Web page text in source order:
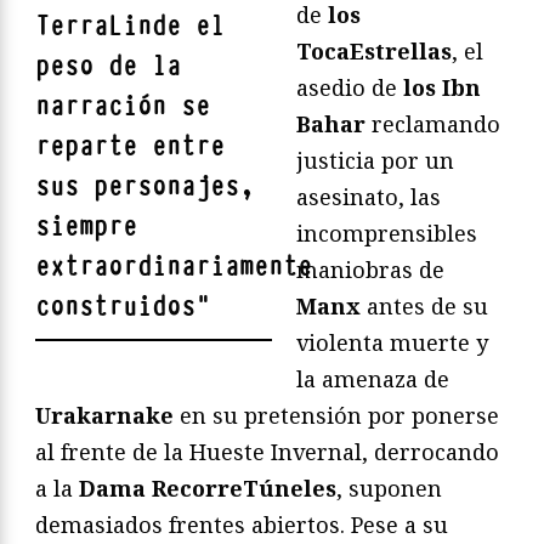
TerraLinde el
peso de la
narración se
reparte entre
sus personajes,
siempre
extraordinariamente
construidos"
de los
TocaEstrellas, el
asedio de los Ibn
Bahar reclamando
justicia por un
asesinato, las
incomprensibles
maniobras de
Manx antes de su
violenta muerte y
la amenaza de
Urakarnake en su pretensión por ponerse
al frente de la Hueste Invernal, derrocando
a la Dama RecorreTúneles, suponen
demasiados frentes abiertos. Pese a su